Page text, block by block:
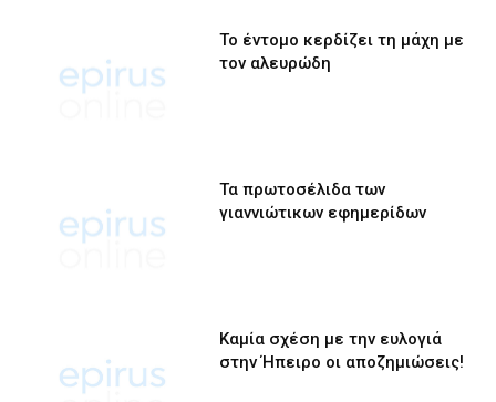
Το έντομο κερδίζει τη μάχη με
τον αλευρώδη
Τα πρωτοσέλιδα των
γιαννιώτικων εφημερίδων
Καμία σχέση με την ευλογιά
στην Ήπειρο οι αποζημιώσεις!